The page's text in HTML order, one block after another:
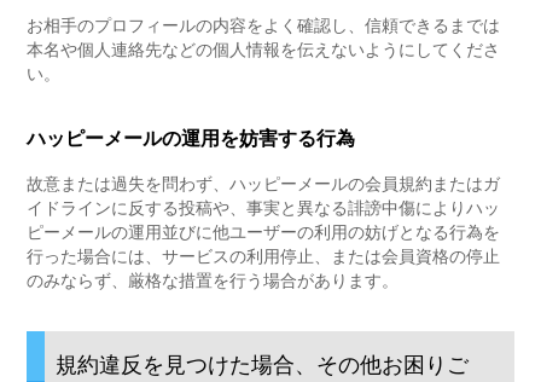
お相手のプロフィールの内容をよく確認し、信頼できるまでは
本名や個人連絡先などの個人情報を伝えないようにしてくださ
い。
ハッピーメールの運用を妨害する行為
故意または過失を問わず、ハッピーメールの会員規約またはガ
イドラインに反する投稿や、事実と異なる誹謗中傷によりハッ
ピーメールの運用並びに他ユーザーの利用の妨げとなる行為を
行った場合には、サービスの利用停止、または会員資格の停止
のみならず、厳格な措置を行う場合があります。
規約違反を見つけた場合、その他お困りご